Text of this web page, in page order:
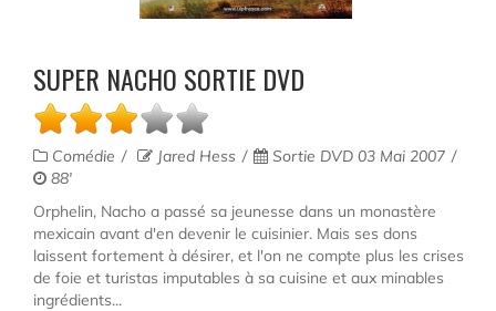
SUPER NACHO SORTIE DVD
Comédie Jared Hess
Sortie DVD 03 Mai 2007
88'
Orphelin, Nacho a passé sa jeunesse dans un monastère
mexicain avant d'en devenir le cuisinier. Mais ses dons
laissent fortement à désirer, et l'on ne compte plus les crises
de foie et turistas imputables à sa cuisine et aux minables
ingrédients...